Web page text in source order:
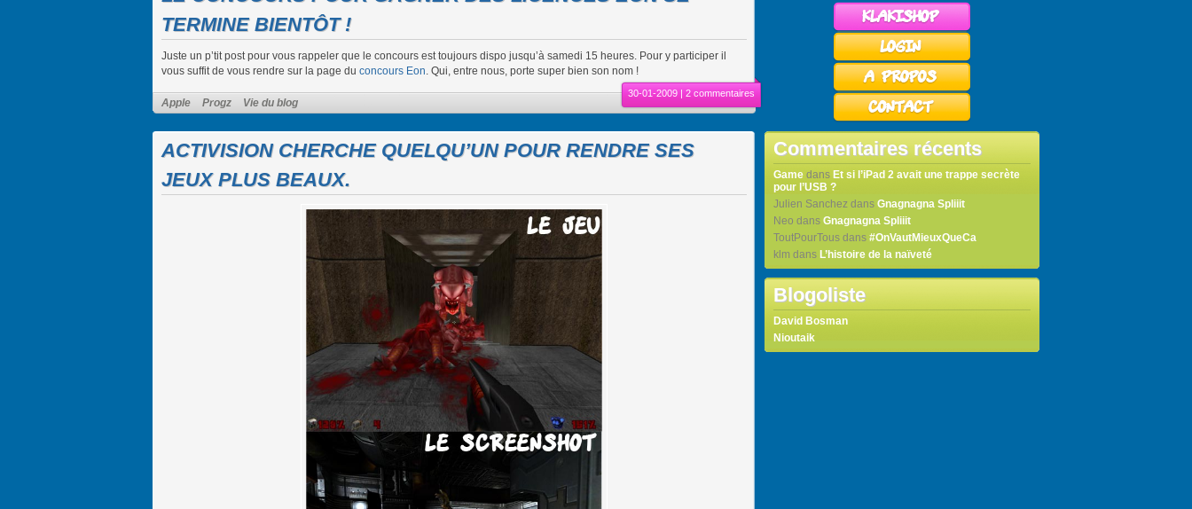
TERMINE BIENTÔT !
Juste un p’tit post pour vous rappeler que le concours est toujours dispo jusqu’à samedi 15 heures. Pour y participer il
vous suffit de vous rendre sur la page du concours Eon. Qui, entre nous, porte super bien son nom !
Apple Progz Vie du blog
30-01-2009 | 2 commentaires
ACTIVISION CHERCHE QUELQU’UN POUR RENDRE SES
JEUX PLUS BEAUX.
Commentaires récents
Game dans Et si l’iPad 2 avait une trappe secrète
pour l’USB ?
Julien Sanchez dans Gnagnagna Spliiit
Neo dans Gnagnagna Spliiit
ToutPourTous dans #OnVautMieuxQueCa
klm dans L’histoire de la naïveté
Blogoliste
David Bosman
Nioutaik